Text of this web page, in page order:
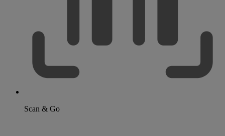
Scan & Go